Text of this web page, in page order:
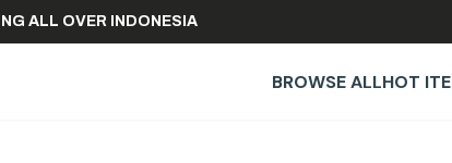
ALL OVER INDONESIA
BROWSE ALLHOT